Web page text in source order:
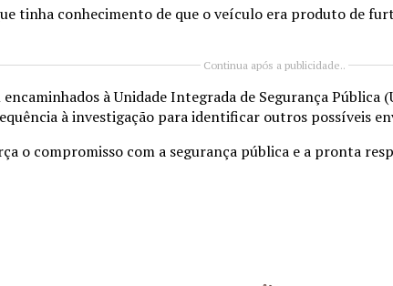
tinha conhecimento de que o veículo era produto de
Continua após a publicidade..
à Unidade Integrada de Segurança Pública
à investigação para identificar outros possíveis
o compromisso com a segurança pública e a pronta